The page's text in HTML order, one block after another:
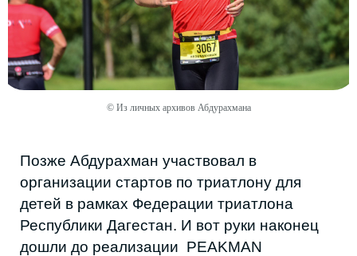
© Из личных архивов Абдурахмана
предварительной оценки возможностей и
грамотной подготовки атлетов в команде
будет спортивный нутрициолог, который
сможет давать индивидуальные
рекомендации участникам для успешного
старта и финиша.
Лига ориентирована как на новичков, так и
на опытных любителей. Форматы стартов
будут варьироваться:
Indoor-старты — короткие, но скоростные: